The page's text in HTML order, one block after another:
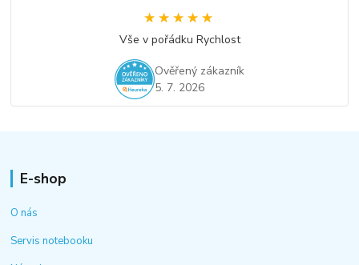
★★★★★
★★★★★
Vše v pořádku Rychlost
Ověřený zákazník
5. 7. 2026
E-shop
O nás
Servis notebooku